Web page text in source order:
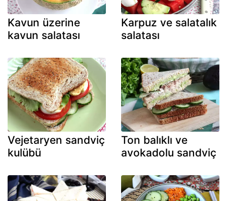
Kavun üzerine
kavun salatası
Karpuz ve salatalık
salatası
Vejetaryen sandviç
kulübü
Ton balıklı ve
avokadolu sandviç